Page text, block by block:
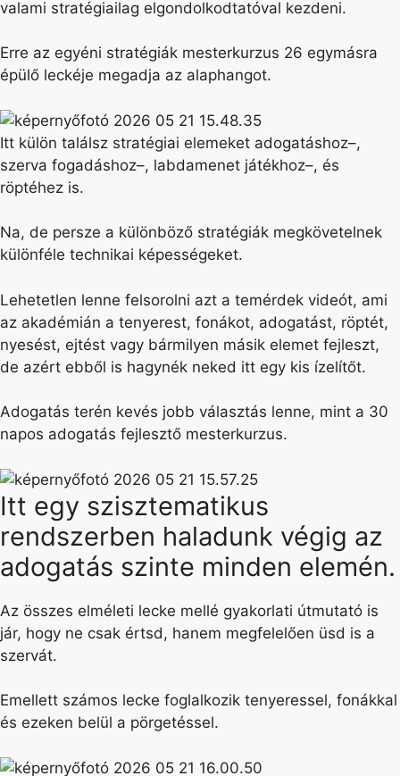
valami stratégiailag elgondolkodtatóval kezdeni.
Erre az egyéni stratégiák mesterkurzus 26 egymásra
épülő leckéje megadja az alaphangot.
Itt külön találsz stratégiai elemeket adogatáshoz–,
szerva fogadáshoz–, labdamenet játékhoz–, és
röptéhez is.
Na, de persze a különböző stratégiák megkövetelnek
különféle technikai képességeket.
Lehetetlen lenne felsorolni azt a temérdek videót, ami
az akadémián a tenyerest, fonákot, adogatást, röptét,
nyesést, ejtést vagy bármilyen másik elemet fejleszt,
de azért ebből is hagynék neked itt egy kis ízelítőt.
Adogatás terén kevés jobb választás lenne, mint a 30
napos adogatás fejlesztő mesterkurzus.
Itt egy szisztematikus
rendszerben haladunk végig az
adogatás szinte minden elemén.
Az összes elméleti lecke mellé gyakorlati útmutató is
jár, hogy ne csak értsd, hanem megfelelően üsd is a
szervát.
Emellett számos lecke foglalkozik tenyeressel, fonákkal
és ezeken belül a pörgetéssel.